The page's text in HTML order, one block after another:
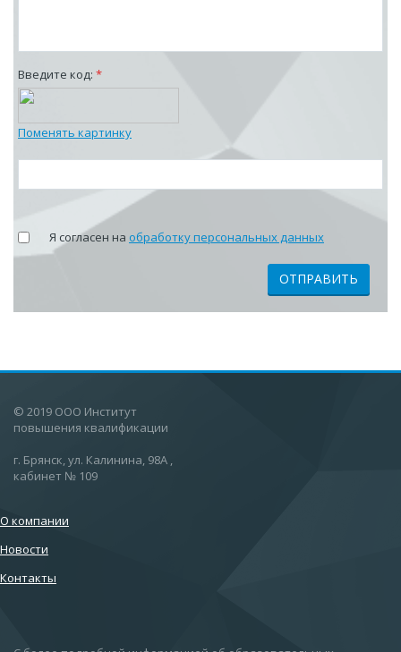
Введите код: *
Поменять картинку
Я согласен на обработку персональных данных
ОТПРАВИТЬ
© 2019 ООО Институт
повышения квалификации
г. Брянск, ул. Калинина, 98А ,
кабинет № 109
О компании
Новости
Контакты